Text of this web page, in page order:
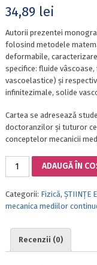
34,89 lei
Autorii prezentei
folosind metodele
deformabile,
specifice: fluide
vascoelastice) și
infinitezimale, solide
Cartea se adresează
doctoranzilor și tuturor
conceptelor mecanicii
ADAUGĂ ÎN
Categorii: Fizică, ȘTIINȚE
mecanica mediilor
Recenzii (0)